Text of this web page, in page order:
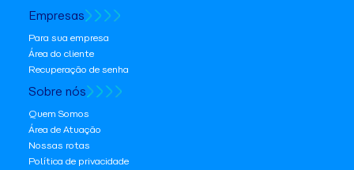
Empresas
Para sua empresa
Área do cliente
Recuperação de senha
Sobre nós
Quem Somos
Área de Atuação
Nossas rotas
Política de privacidade